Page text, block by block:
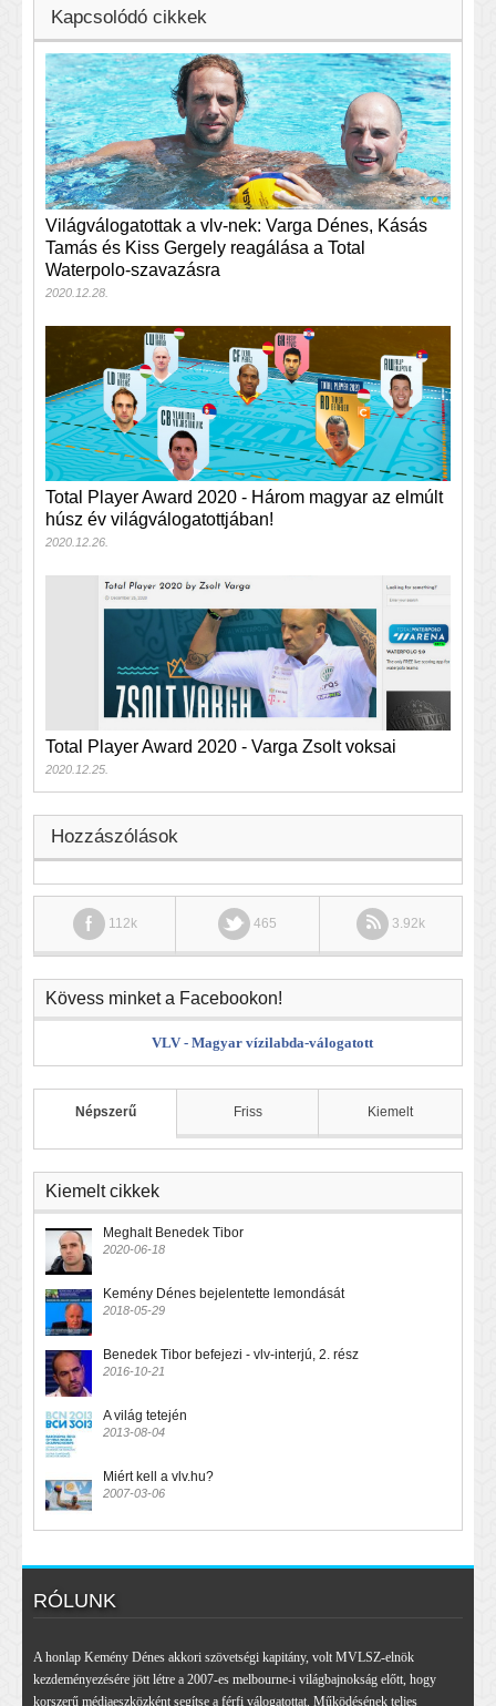
Kapcsolódó cikkek
Világválogatottak a vlv-nek: Varga Dénes, Kásás
Tamás és Kiss Gergely reagálása a Total
Waterpolo-szavazásra
2020.12.28.
Total Player Award 2020 - Három magyar az elmúlt
húsz év világválogatottjában!
2020.12.26.
Total Player Award 2020 - Varga Zsolt voksai
2020.12.25.
Hozzászólások
112k 465 3.92k
Kövess minket a Facebookon!
VLV - Magyar vízilabda-válogatott
Népszerű Friss Kiemelt
Kiemelt cikkek
Meghalt Benedek Tibor
2020-06-18
Kemény Dénes bejelentette lemondását
2018-05-29
Benedek Tibor befejezi - vlv-interjú, 2. rész
2016-10-21
A világ tetején
2013-08-04
Miért kell a vlv.hu?
2007-03-06
RÓLUNK
A honlap Kemény Dénes akkori szövetségi kapitány, volt MVLSZ-elnök
kezdeményezésére jött létre a 2007-es melbourne-i világbajnokság előtt, hogy
korszerű médiaeszközként segítse a férfi válogatottat. Működésének teljes